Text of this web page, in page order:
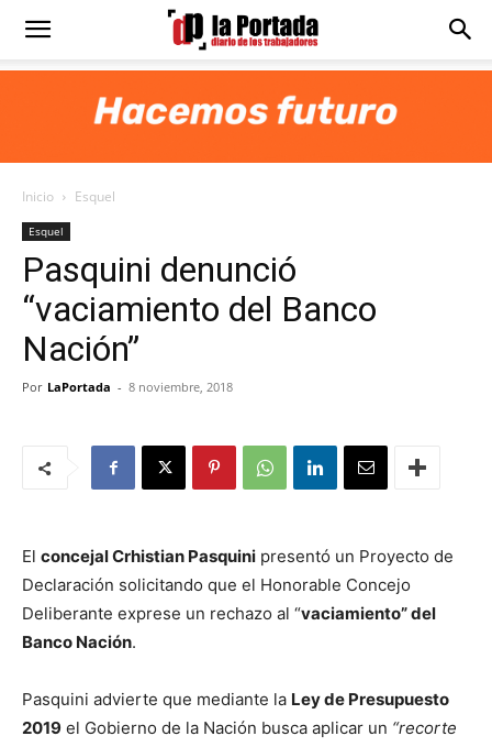
Diario
Portada
Inicio Esquel
Esquel
Pasquini denunció
“vaciamiento del Banco
Nación”
Por LaPortada - 8 noviembre, 2018
El concejal Crhistian Pasquini presentó un Proyecto de
Declaración solicitando que el Honorable Concejo
Deliberante exprese un rechazo al “vaciamiento” del
Banco Nación.
Pasquini advierte que mediante la Ley de Presupuesto
2019 el Gobierno de la Nación busca aplicar un “recorte